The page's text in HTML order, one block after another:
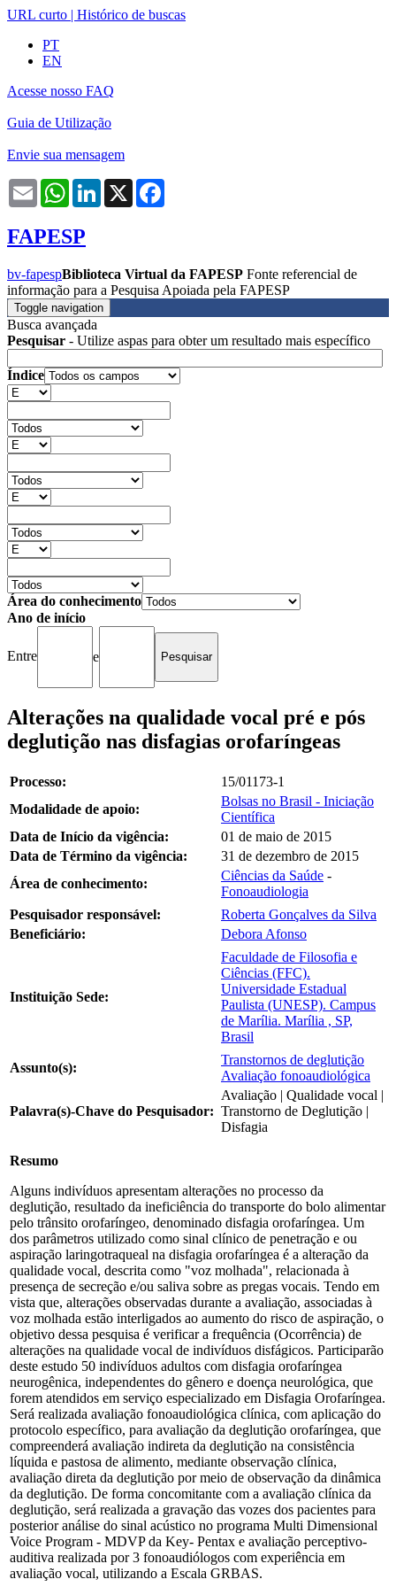
URL curto | Histórico de buscas
PT
EN
Acesse nosso FAQ
Guia de Utilização
Envie sua mensagem
Email WhatsAppLinkedIn
X
FAPESP
bv-fapespBiblioteca Virtual da FAPESP Fonte referencial de
informação para a Pesquisa Apoiada pela FAPESP
Toggle navigation
Busca avançada
Pesquisar - Utilize aspas para obter um resultado mais específico
Índice
Área do conhecimento
Ano de início
Entre e
Alterações na qualidade vocal pré e pós
deglutição nas disfagias orofaríngeas
Processo:
15/01173-1
Modalidade de apoio:
Bolsas no Brasil - Iniciação
Científica
Data de Início da vigência:
01 de maio de 2015
Data de Término da vigência:
31 de dezembro de 2015
Área de conhecimento:
Ciências da Saúde -
Fonoaudiologia
Pesquisador responsável:
Roberta Gonçalves da Silva
Beneficiário:
Debora Afonso
Instituição Sede:
Faculdade de Filosofia e
Ciências (FFC).
Universidade Estadual
Paulista (UNESP). Campus
de Marília. Marília , SP,
Brasil
Assunto(s):
Transtornos de deglutição
Avaliação fonoaudiológica
Palavra(s)-Chave do Pesquisador:
Avaliação | Qualidade vocal |
Transtorno de Deglutição |
Disfagia
Resumo
Alguns indivíduos apresentam alterações no processo da
deglutição, resultado da ineficiência do transporte do bolo alimentar
pelo trânsito orofaríngeo, denominado disfagia orofaríngea. Um
dos parâmetros utilizado como sinal clínico de penetração e ou
aspiração laringotraqueal na disfagia orofaríngea é a alteração da
qualidade vocal, descrita como "voz molhada", relacionada à
presença de secreção e/ou saliva sobre as pregas vocais. Tendo em
vista que, alterações observadas durante a avaliação, associadas à
voz molhada estão interligados ao aumento do risco de aspiração, o
objetivo dessa pesquisa é verificar a frequência (Ocorrência) de
alterações na qualidade vocal de indivíduos disfágicos. Participarão
deste estudo 50 indivíduos adultos com disfagia orofaríngea
neurogênica, independentes do gênero e doença neurológica, que
forem atendidos em serviço especializado em Disfagia Orofaríngea.
Será realizada avaliação fonoaudiológica clínica, com aplicação do
protocolo específico, para avaliação da deglutição orofaríngea, que
compreenderá avaliação indireta da deglutição na consistência
líquida e pastosa de alimento, mediante observação clínica,
avaliação direta da deglutição por meio de observação da dinâmica
da deglutição. De forma concomitante com a avaliação clínica da
deglutição, será realizada a gravação das vozes dos pacientes para
posterior análise do sinal acústico no programa Multi Dimensional
Voice Program - MDVP da Key- Pentax e avaliação perceptivo-
auditiva realizada por 3 fonoaudiólogos com experiência em
avaliação vocal, utilizando a Escala GRBAS.